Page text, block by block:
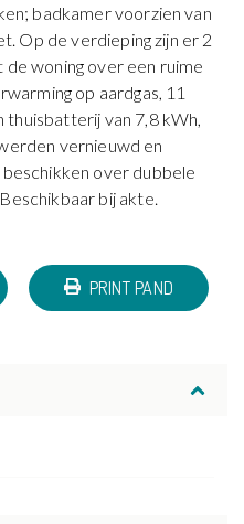
badkamer voorzien van
Op de verdieping zijn er 2
woning over een ruime
op aardgas, 11
thuisbatterij van 7,8 kWh,
vernieuwd en
over dubbele
bij akte.
PRINT PAND